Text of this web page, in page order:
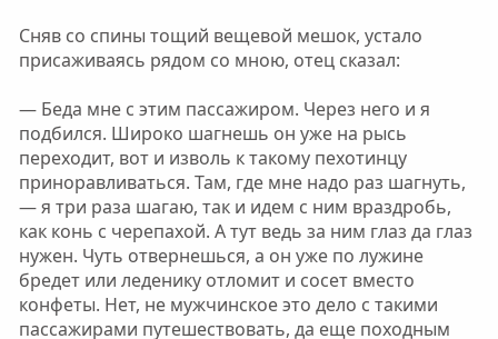
Сняв со спины тощий вещевой мешок, устало
присаживаясь рядом со мною, отец сказал:
— Беда мне с этим пассажиром. Через него и я
подбился. Широко шагнешь он уже на рысь
переходит, вот и изволь к такому пехотинцу
приноравливаться. Там, где мне надо раз шагнуть,
— я три раза шагаю, так и идем с ним враздробь,
как конь с черепахой. А тут ведь за ним глаз да глаз
нужен. Чуть отвернешься, а он уже по лужине
бредет или леденику отломит и сосет вместо
конфеты. Нет, не мужчинское это дело с такими
пассажирами путешествовать, да еще походным